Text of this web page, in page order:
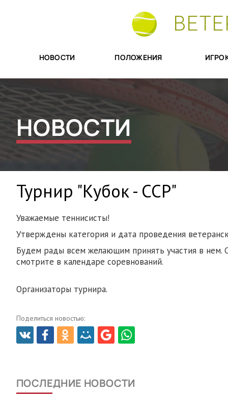
НОВОСТИ ПОЛОЖЕНИЯ
НОВОСТИ
Турнир "Кубок - ССР"
Уважаемые теннисисты!
Утверждены категория и дата проведения
Будем рады всем желающим принять участия в нем.
смотрите в календаре соревнований.
Организаторы турнира.
Поделиться новостью:
ПОСЛЕДНИЕ НОВОСТИ